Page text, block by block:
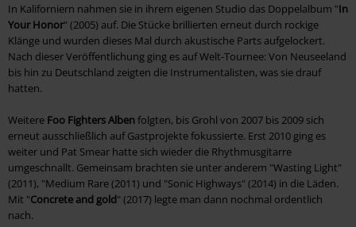
In Kaliforniern nahmen sie in ihrem eigenen Studio das Doppelalbum "In
Your Honor" (2005) auf. Die Stücke brillierten erneut durch rockige
Klänge und wurden dieses Mal durch akustische Parts aufgelockert.
Nach dieser Veröffentlichung ging es auf Welt-Tournee: Von Neuseeland
bis hin zu Deutschland zeigten die Instrumentalisten, was sie drauf
hatten.
Weitere Foo Fighters Albenfolgten, bis Grohl von 2007 bis 2009 sich
erneut ausschließlich auf Gastprojekte fokussierte. Erst 2010 ging es
weiter und Pat Smear hatte sich wieder die Rhythmusgitarre
umgeschnallt. Gemeinsam brachten sie unter anderem "Wasting Light"
(2011), "Medium Rare (2011) und "Sonic Highways" (2014) in die Läden.
Mit "Concrete and gold" (2017) legte man dann nochmal ordentlich
nach.